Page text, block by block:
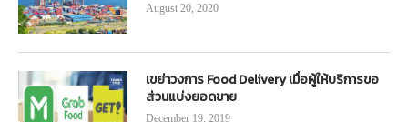
August 20, 2020
เขย่าวงการ Food Delivery เมื่อผู้ให้บริการขอ
ส่วนแบ่งยอดขาย
December 19, 2019